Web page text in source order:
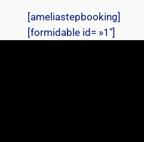
[ameliastepbooking]
[formidable id= »1″]